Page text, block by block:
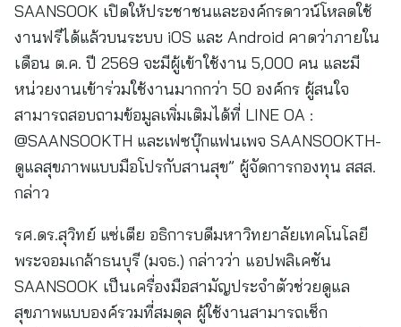
SAANSOOK เปิดให้ประชาชนและองค์กรดาวน์โหลดใช้
งานฟรีได้แล้วบนระบบ iOS และ Android คาดว่าภายใน
เดือน ต.ค. ปี 2569 จะมีผู้เข้าใช้งาน 5,000 คน และมี
หน่วยงานเข้าร่วมใช้งานมากกว่า 50 องค์กร ผู้สนใจ
สามารถสอบถามข้อมูลเพิ่มเติมได้ที่ LINE OA :
@SAANSOOKTH และเฟซบุ๊กแฟนเพจ SAANSOOKTH-
ดูแลสุขภาพแบบมือโปรกับสานสุข” ผู้จัดการกองทุน สสส.
กล่าว
รศ.ดร.สุวิทย์ แซ่เตีย อธิการบดีมหาวิทยาลัยเทคโนโลยี
พระจอมเกล้าธนบุรี (มจธ.) กล่าวว่า แอปพลิเคชัน
SAANSOOK เป็นเครื่องมือสามัญประจำตัวช่วยดูแล
สุขภาพแบบองค์รวมที่สมดุล ผู้ใช้งานสามารถเช็ก